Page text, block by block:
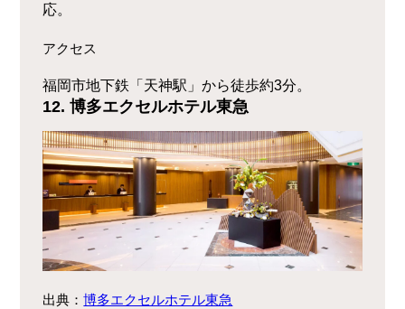
応。
アクセス
福岡市地下鉄「天神駅」から徒歩約3分。
12. 博多エクセルホテル東急
出典：博多エクセルホテル東急